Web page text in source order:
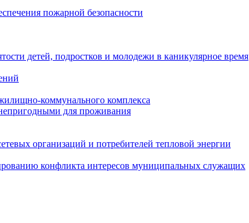
пожарной безопасности
детей, подростков и молодежи в каникулярное время
коммунального комплекса
для проживания
организаций и потребителей тепловой энергии
конфликта интересов муниципальных служащих